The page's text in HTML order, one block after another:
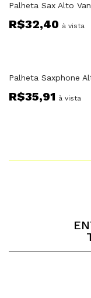
R$32,40 à vista
R$35,91 à vista